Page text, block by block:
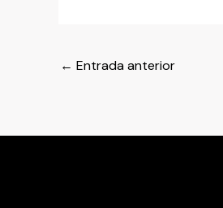
← Entrada anterior